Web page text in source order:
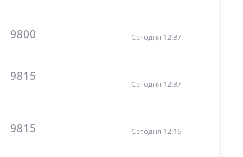
9800 Сегодня 12:37
9815
Сегодня 12:37
9815 Сегодня 12:16